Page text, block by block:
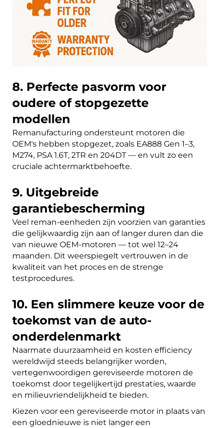
8. Perfecte pasvorm voor
oudere of stopgezette
modellen
Remanufacturing ondersteunt motoren die
OEM's hebben stopgezet, zoals EA888 Gen 1–3,
M274, PSA 1.6T, 2TR en 204DT — en vult zo een
cruciale achtermarktbehoefte.
9. Uitgebreide
garantiebescherming
Veel reman-eenheden zijn voorzien van garanties
die gelijkwaardig zijn aan of langer duren dan die
van nieuwe OEM-motoren — tot wel 12–24
maanden. Dit weerspiegelt vertrouwen in de
kwaliteit van het proces en de strenge
testprocedures.
10. Een slimmere keuze voor de
toekomst van de auto-
onderdelenmarkt
Naarmate duurzaamheid en kosten efficiency
wereldwijd steeds belangrijker worden,
vertegenwoordigen gereviseerde motoren de
toekomst door tegelijkertijd prestaties, waarde
en milieuvriendelijkheid te bieden.
Kiezen voor een gereviseerde motor in plaats van
een gloednieuwe is niet langer een